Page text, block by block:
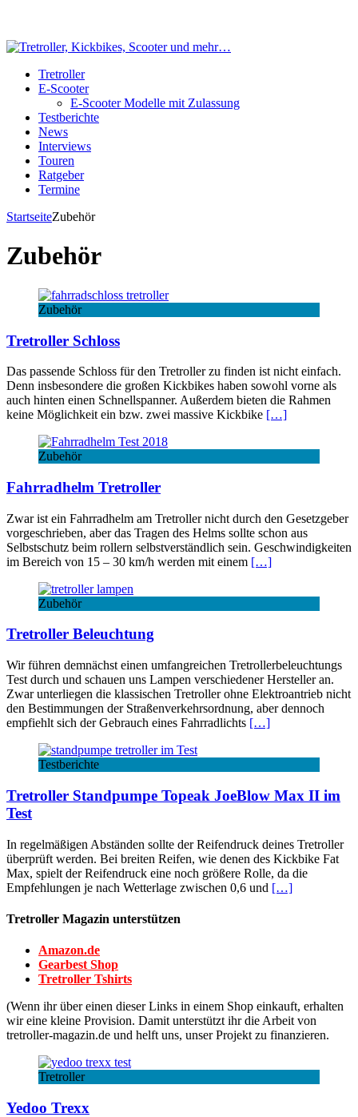
Tretroller
E-Scooter
E-Scooter Modelle mit Zulassung
Testberichte
News
Interviews
Touren
Ratgeber
Termine
StartseiteZubehör
Zubehör
Zubehör
Tretroller Schloss
Das passende Schloss für den Tretroller zu finden ist nicht einfach.
Denn insbesondere die großen Kickbikes haben sowohl vorne als
auch hinten einen Schnellspanner. Außerdem bieten die Rahmen
keine Möglichkeit ein bzw. zwei massive Kickbike […]
Zubehör
Fahrradhelm Tretroller
Zwar ist ein Fahrradhelm am Tretroller nicht durch den Gesetzgeber
vorgeschrieben, aber das Tragen des Helms sollte schon aus
Selbstschutz beim rollern selbstverständlich sein. Geschwindigkeiten
im Bereich von 15 – 30 km/h werden mit einem […]
Zubehör
Tretroller Beleuchtung
Wir führen demnächst einen umfangreichen Tretrollerbeleuchtungs
Test durch und schauen uns Lampen verschiedener Hersteller an.
Zwar unterliegen die klassischen Tretroller ohne Elektroantrieb nicht
den Bestimmungen der Straßenverkehrsordnung, aber dennoch
empfiehlt sich der Gebrauch eines Fahrradlichts […]
Testberichte
Tretroller Standpumpe Topeak JoeBlow Max II im
Test
In regelmäßigen Abständen sollte der Reifendruck deines Tretroller
überprüft werden. Bei breiten Reifen, wie denen des Kickbike Fat
Max, spielt der Reifendruck eine noch größere Rolle, da die
Empfehlungen je nach Wetterlage zwischen 0,6 und […]
Tretroller Magazin unterstützen
Amazon.de
Gearbest Shop
Tretroller Tshirts
(Wenn ihr über einen dieser Links in einem Shop einkauft, erhalten
wir eine kleine Provision. Damit unterstützt ihr die Arbeit von
tretroller-magazin.de und helft uns, unser Projekt zu finanzieren.
Tretroller
Yedoo Trexx